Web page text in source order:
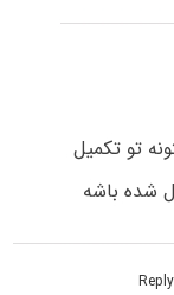
تو تکمیل
شده باشه